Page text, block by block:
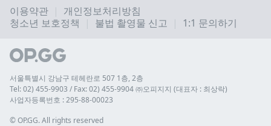
이용약관
개인정보처리방침
청소년 보호정책
불법 촬영물 신고 1:1 문의하기
서울특별시 강남구 테헤란로 507 1층, 2층
Tel: 02) 455-9903 / Fax: 02) 455-9904 ㈜오피지지 (대표자 : 최상락)
사업자등록번호 : 295-88-00023
© OP.GG. All rights reserved